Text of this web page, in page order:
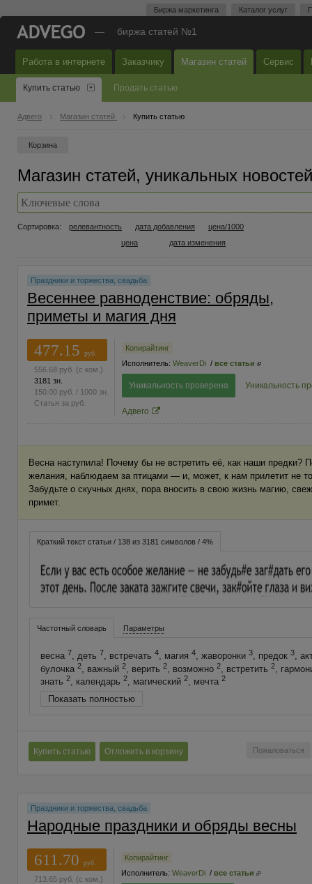
Биржа маркетинга Каталог услуг
— биржа статей №1
Работа в интернете Заказчику Магазин статей Сервис
Купить статью Продать статью
Адвего Магазин статей Купить статью
Корзина
Магазин статей, уникальных
Сортировка: релевантность
дата добавления
цена
цена/1000
дата изменения
Праздники и торжества, свадьба
Весеннее равноденствие: обряды,
приметы и магия дня
477.15
руб.
556.68 руб. (с ком.)
3181 зн.
150.00 руб. / 1000 зн.
Статья за руб.
Копирайтинг
Исполнитель: WeaverDi / все статьи
Уникальность проверена Уникальность
Адвего
Весна наступила! Почему бы не встретить её, как наши предки?
желания, наблюдаем за птицами — и, может, к нам прилетит не
Забудьте о скучных днях, пора вносить в свою жизнь магию,
примет.
Краткий текст статьи / 138 из 3181 символов / 4%
Частотный словарь Параметры
весна 7, деть 7, встречать 4, магия 4, жаворонки 3, предок 3,
булочка 2, важный 2, верить 2, возможно 2, встретить 2,
знать 2, календарь 2, магический 2, мечта 2
Показать полностью
Пожаловаться
Купить статью Отложить в корзину
Праздники и торжества, свадьба
Народные праздники и обряды весны
611.70
руб.
713.65 руб. (с ком.)
Копирайтинг
Исполнитель: WeaverDi / все статьи